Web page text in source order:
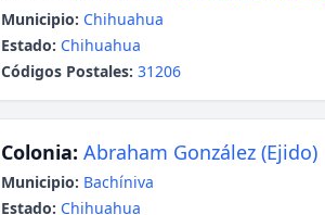
Municipio: Chihuahua
Estado: Chihuahua
Códigos Postales: 31206
Colonia: Abraham González (Ejido)
Municipio: Bachíniva
Estado: Chihuahua